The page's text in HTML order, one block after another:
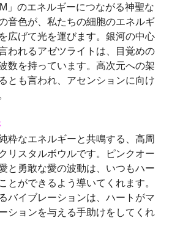
」のエネルギーにつながる神聖な
音色が、私たちの細胞のエネルギ
広げて光を運びます。銀河の中心
われるアゼツライトは、目覚めの
数を持っています。高次元への架
とも言われ、アセンションに向け
粋なエネルギーと共鳴する、高周
リスタルボウルです。ピンクオー
と勇敢な愛の波動は、いつもハー
とができるよう導いてくれます。
バイブレーションは、ハートがマ
ションを与える手助けをしてくれ